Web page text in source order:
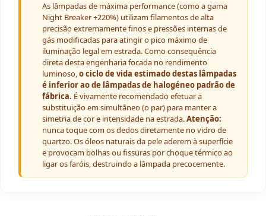
As lâmpadas de máxima performance (como a gama
Night Breaker +220%) utilizam filamentos de alta
precisão extremamente finos e pressões internas de
gás modificadas para atingir o pico máximo de
iluminação legal em estrada. Como consequência
direta desta engenharia focada no rendimento
luminoso,o ciclo de vida estimado destas lâmpadas
é inferior ao de lâmpadas de halogéneo padrão de
fábrica. É vivamente recomendado efetuar a
substituição em simultâneo (o par) para manter a
simetria de cor e intensidade na estrada.Atenção:
nunca toque com os dedos diretamente no vidro de
quartzo. Os óleos naturais da pele aderem à superfície
e provocam bolhas ou fissuras por choque térmico ao
ligar os faróis, destruindo a lâmpada precocemente.